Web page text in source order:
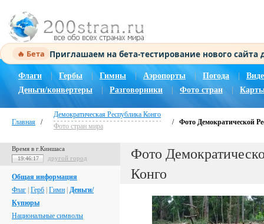
🔥 Бета Приглашаем на бета-тестирование нового
Флаги Гербы Гимны | Аэропорты Погода |
Деньги/конвертеры
Разговорники Фото стран
Главная /
Демократическая Республика Конго
Фото стран мира
/ Фото Демократической
Время в г.Киншаса
19:46:18 другой город
Общая информация
Флаг Герб Гимн Деньги/
Купюры
Национальные символы
Фото
Конго